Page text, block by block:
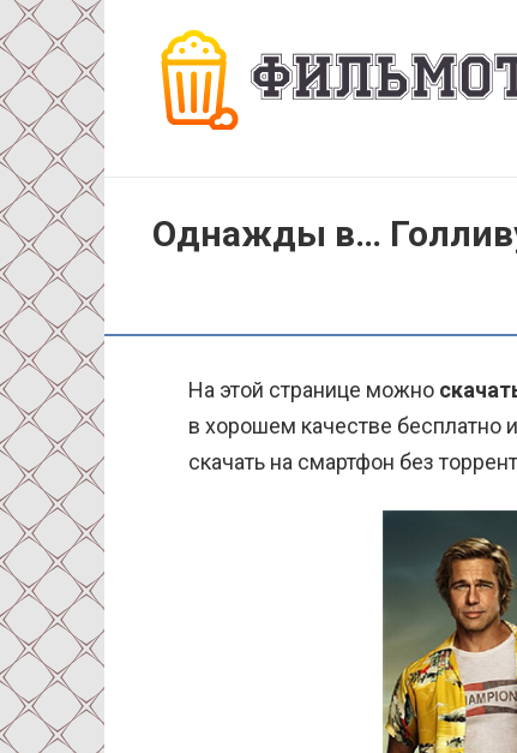
Перейти
к
контенту
Однажды в…
На этой странице можно
в хорошем качестве бесплатно
скачать на смартфон без